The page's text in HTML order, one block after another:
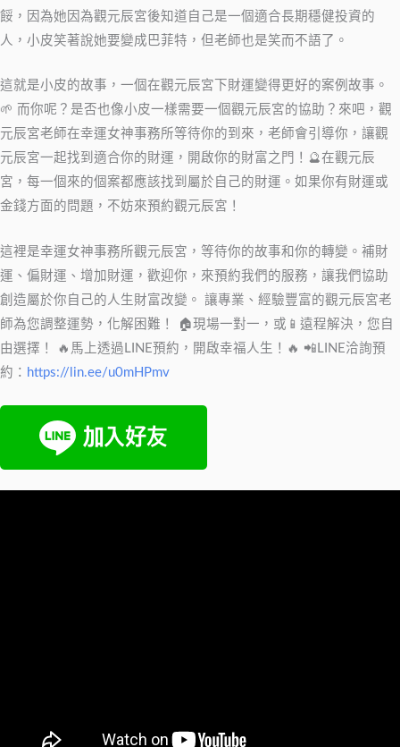
餒，因為她因為觀元辰宮後知道自己是一個適合長期穩健投資的
人，小皮笑著說她要變成巴菲特，但老師也是笑而不語了。
這就是小皮的故事，一個在觀元辰宮下財運變得更好的案例故事。
🌱 而你呢？是否也像小皮一樣需要一個觀元辰宮的協助？來吧，觀
元辰宮老師在幸運女神事務所等待你的到來，老師會引導你，讓觀
元辰宮一起找到適合你的財運，開啟你的財富之門！🔮在觀元辰
宮，每一個來的個案都應該找到屬於自己的財運。如果你有財運或
金錢方面的問題，不妨來預約觀元辰宮！
這裡是幸運女神事務所觀元辰宮，等待你的故事和你的轉變。補財
運、偏財運、增加財運，歡迎你，來預約我們的服務，讓我們協助
創造屬於你自己的人生財富改變。 讓專業、經驗豐富的觀元辰宮老
師為您調整運勢，化解困難！ 🏠現場一對一，或📱遠程解決，您自
由選擇！ 🔥馬上透過LINE預約，開啟幸福人生！🔥 📲LINE洽詢預
約： https://lin.ee/u0mHPmv